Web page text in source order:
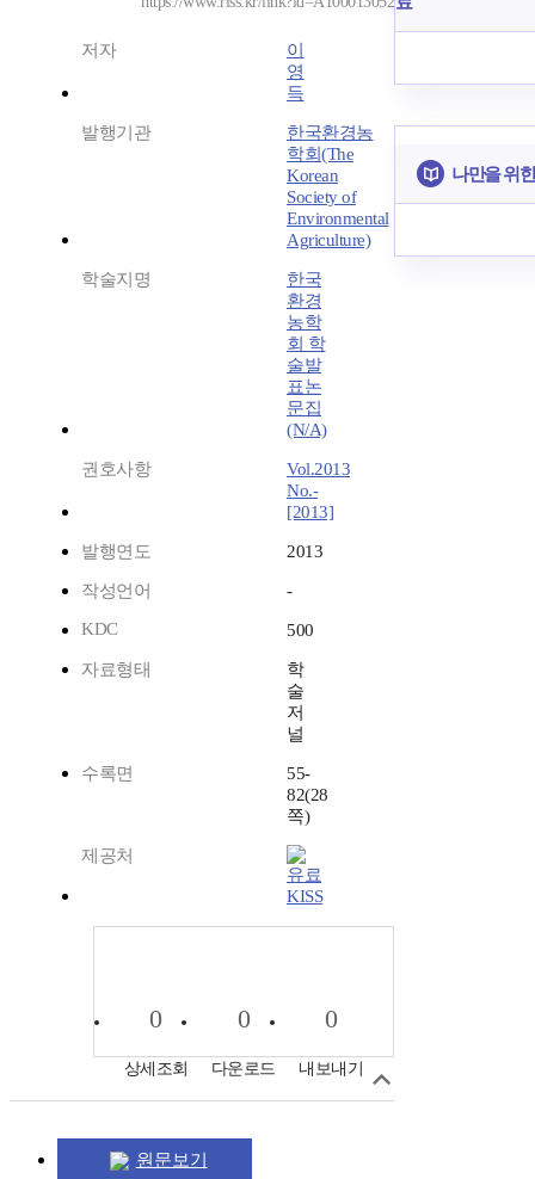
저자
이
영
득
발행기관
한국환경농
학회(The
Korean
Society of
Environmental
Agriculture)
학술지명
한국
환경
농학
회 학
술발
표논
문집
(N/A)
권호사항
Vol.2013
No.-
[2013]
발행연도 2013
작성언어
-
KDC
500
자료형태
학
술
저
널
수록면
55-
82(28
쪽)
제공처
KISS
0
상세조회
0
다운로드
0
내보내기
원문보기
나만을 위